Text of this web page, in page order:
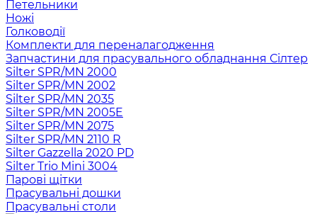
Петельники
Ножі
Голководії
Комплекти для переналагодження
Запчастини для прасувального обладнання Сілтер
Silter SPR/MN 2000
Silter SPR/MN 2002
Silter SPR/MN 2035
Silter SPR/MN 2005E
Silter SPR/MN 2075
Silter SPR/MN 2110 R
Silter Gazzella 2020 PD
Silter Trio Mini 3004
Парові щітки
Прасувальні дошки
Прасувальні столи